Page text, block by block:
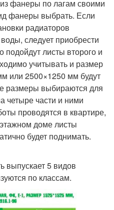
фанеры по лагам своими
фанеры выбрать. Если
радиаторов
следует приобрести
подойдут листы второго и
учитывать и размер
или 2500×1250 мм будут
размеры выбираются для
четыре части и ними
проводятся в квартире,
доме листы
будет поднимать.
выпускает 5 видов
по классам.